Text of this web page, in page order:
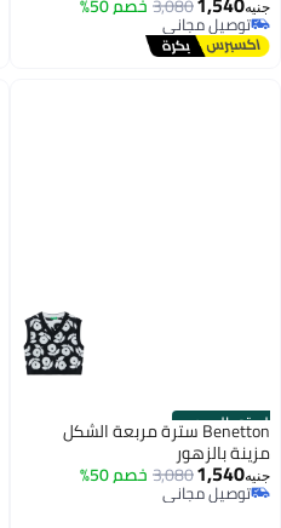
جنيه
توصيل مجاني
توصيل مجاني
الستور الرسميBenetton سترة مربعة الشكل
مزينة بالزهور
جنيه1,540
3,080خصم 50%
توصيل مجاني
توصيل مجاني